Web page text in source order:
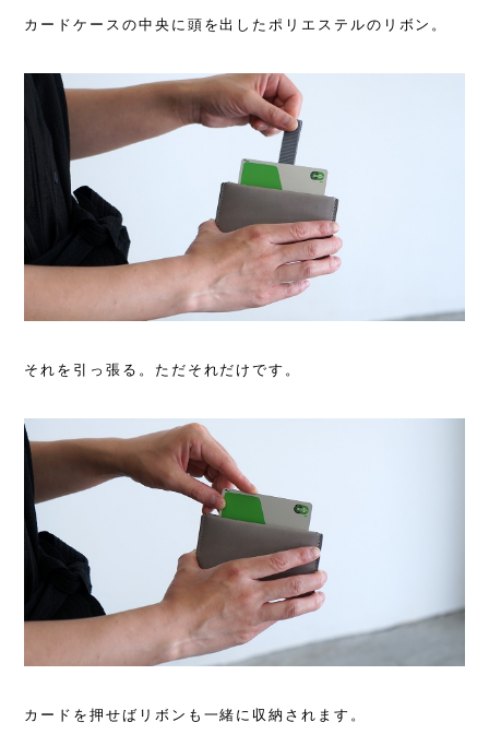
カードケースの中央に頭を出したポリエステルのリボン。
それを引っ張る。ただそれだけです。
カードを押せばリボンも一緒に収納されます。